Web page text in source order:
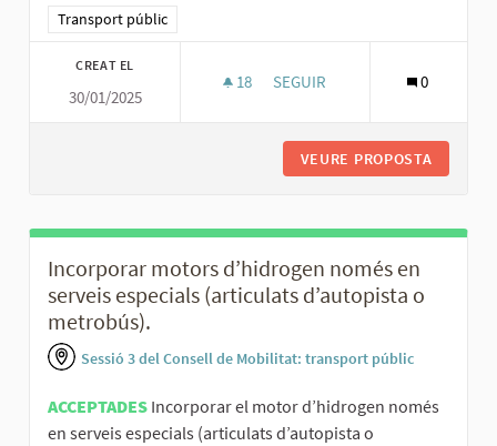
Resultats al filtrar per la categoria: Transport públic
Transport públic
CREAT EL
30/01/2025
18 18 SEGUIDORES
SEGUIR 0
VEURE PROPOSTA
Incorporar motors d’hidrogen només en
serveis especials (articulats d’autopista o
metrobús).
Sessió 3 del Consell de Mobilitat: transport públic
ACCEPTADES Incorporar el motor d’hidrogen només
en serveis especials (articulats d’autopista o